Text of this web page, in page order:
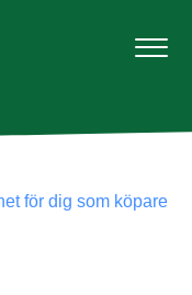
för dig som köpare